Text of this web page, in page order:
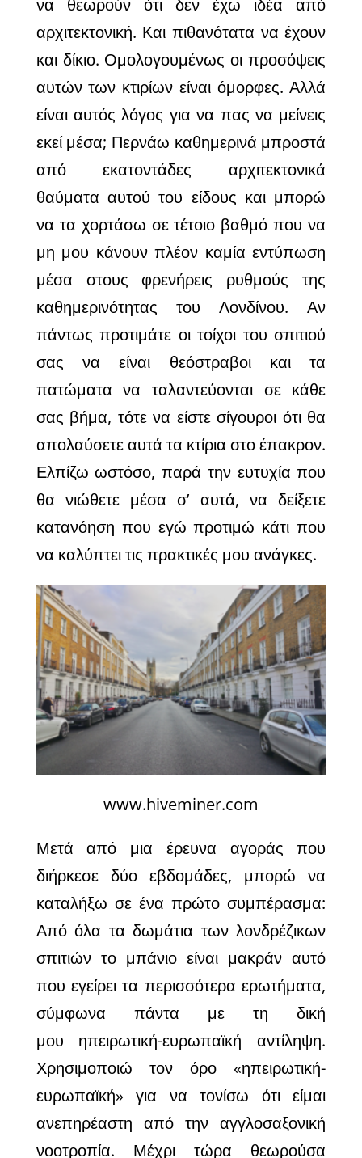
να θεωρούν ότι δεν έχω ιδέα από
αρχιτεκτονική. Και πιθανότατα να έχουν
και δίκιο. Ομολογουμένως οι προσόψεις
αυτών των κτιρίων είναι όμορφες. Αλλά
είναι αυτός λόγος για να πας να μείνεις
εκεί μέσα; Περνάω καθημερινά μπροστά
από εκατοντάδες αρχιτεκτονικά
θαύματα αυτού του είδους και μπορώ
να τα χορτάσω σε τέτοιο βαθμό που να
μη μου κάνουν πλέον καμία εντύπωση
μέσα στους φρενήρεις ρυθμούς της
καθημερινότητας του Λονδίνου. Αν
πάντως προτιμάτε οι τοίχοι του σπιτιού
σας να είναι θεόστραβοι και τα
πατώματα να ταλαντεύονται σε κάθε
σας βήμα, τότε να είστε σίγουροι ότι θα
απολαύσετε αυτά τα κτίρια στο έπακρον.
Ελπίζω ωστόσο, παρά την ευτυχία που
θα νιώθετε μέσα σ’ αυτά, να δείξετε
κατανόηση που εγώ προτιμώ κάτι που
να καλύπτει τις πρακτικές μου ανάγκες.
www.hiveminer.com
Μετά από μια έρευνα αγοράς που
διήρκεσε δύο εβδομάδες, μπορώ να
καταλήξω σε ένα πρώτο συμπέρασμα:
Από όλα τα δωμάτια των λονδρέζικων
σπιτιών το μπάνιο είναι μακράν αυτό
που εγείρει τα περισσότερα ερωτήματα,
σύμφωνα πάντα με τη δική
μου ηπειρωτική-ευρωπαϊκή αντίληψη.
Χρησιμοποιώ τον όρο «ηπειρωτική-
ευρωπαϊκή» για να τονίσω ότι είμαι
ανεπηρέαστη από την αγγλοσαξονική
νοοτροπία. Μέχρι τώρα θεωρούσα